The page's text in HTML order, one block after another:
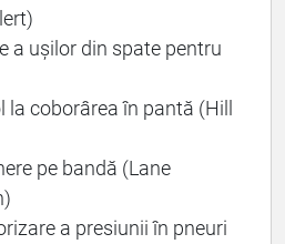
a ușilor din spate pentru
la coborârea în pantă (Hill
pe bandă (Lane
a presiunii în pneuri